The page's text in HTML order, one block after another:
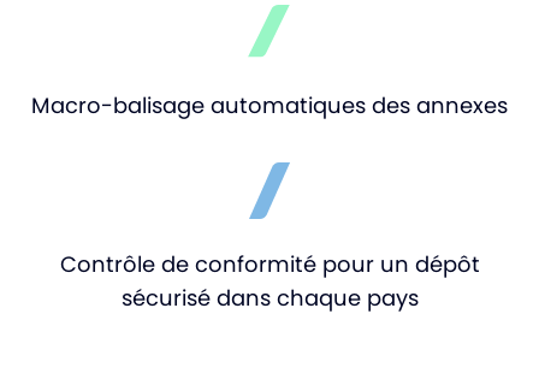
Macro-balisage automatiques des annexes
Contrôle de conformité pour un dépôt
sécurisé dans chaque pays